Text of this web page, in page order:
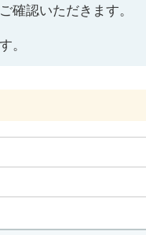
確認いただきます。
。